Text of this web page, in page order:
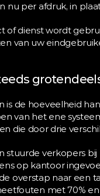
per afdruk, in
of dienst wordt
van uw
de hoeveelheid
van het ene
die door drie
stuurde verkopers
op kantoor
overstap naar
met 70%